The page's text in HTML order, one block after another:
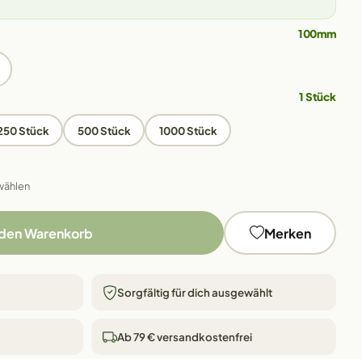
100mm
1 Stück
Stück 500 Stück 1000 Stück
Warenkorb Merken
Sorgfältig für dich ausgewählt
Ab 79 € versandkostenfrei